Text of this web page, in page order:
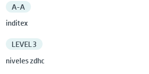
A-A
inditex
LEVEL 3
niveles zdhc